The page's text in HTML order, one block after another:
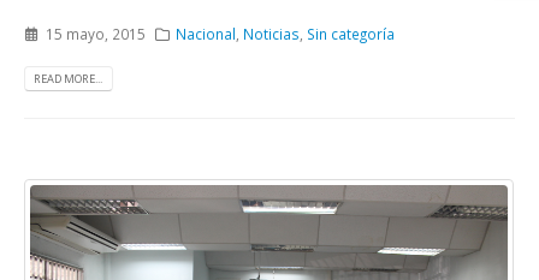
15 mayo, 2015 Nacional, Noticias, Sin categoría
READ MORE...